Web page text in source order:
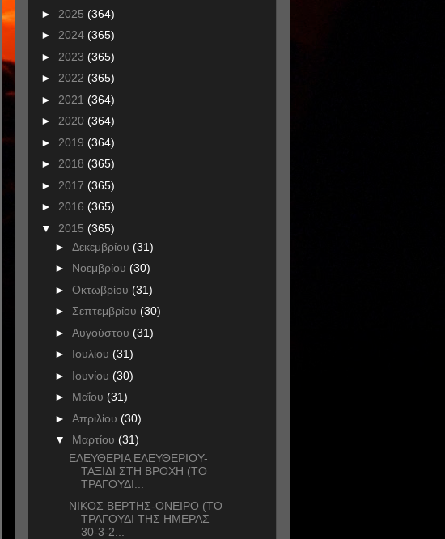
► 2025 (364)
► 2024 (365)
► 2023 (365)
► 2022 (365)
► 2021 (364)
► 2020 (364)
► 2019 (364)
► 2018 (365)
► 2017 (365)
► 2016 (365)
▼ 2015 (365)
► Δεκεμβρίου (31)
► Νοεμβρίου (30)
► Οκτωβρίου (31)
► Σεπτεμβρίου (30)
► Αυγούστου (31)
► Ιουλίου (31)
► Ιουνίου (30)
► Μαΐου (31)
► Απριλίου (30)
▼ Μαρτίου (31)
ΕΛΕΥΘΕΡΙΑ ΕΛΕΥΘΕΡΙΟΥ-
ΤΑΞΙΔΙ ΣΤΗ ΒΡΟΧΗ (ΤΟ
ΤΡΑΓΟΥΔΙ...
ΝΙΚΟΣ ΒΕΡΤΗΣ-ΟΝΕΙΡΟ (ΤΟ
ΤΡΑΓΟΥΔΙ ΤΗΣ ΗΜΕΡΑΣ
30-3-2...